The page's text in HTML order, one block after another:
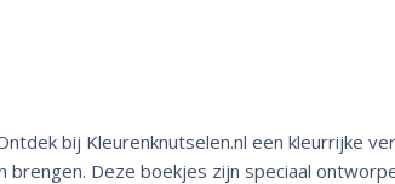
bij Kleurenknutselen.nl een kleurrijke
Deze boekjes zijn speciaal